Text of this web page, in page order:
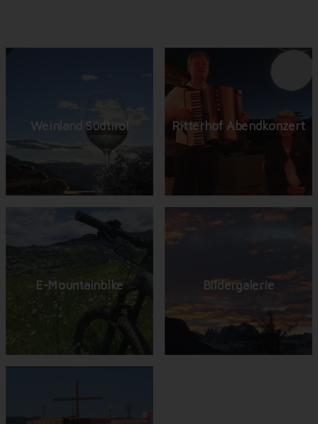
Weinland Südtirol Ritterhof Abendkonzert
E-Mountainbike Bildergalerie